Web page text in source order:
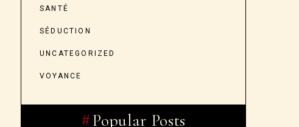
SANTÉ
SÉDUCTION
UNCATEGORIZED
VOYANCE
Popular Posts